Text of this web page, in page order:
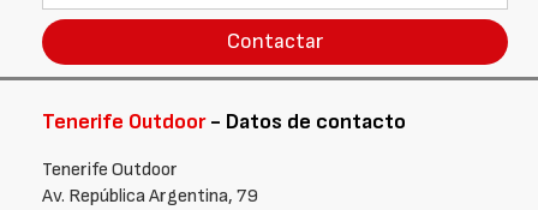
Contactar
Tenerife Outdoor- Datos de contacto
Tenerife Outdoor
Av. República Argentina, 79